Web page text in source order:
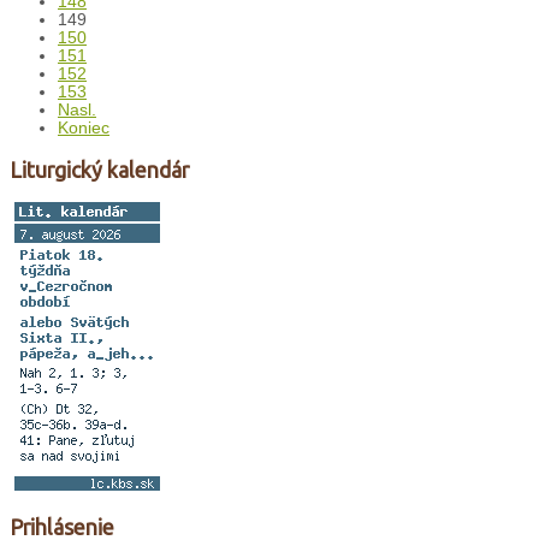
149
150
151
152
153
Nasl.
Koniec
Liturgický kalendár
Prihlásenie